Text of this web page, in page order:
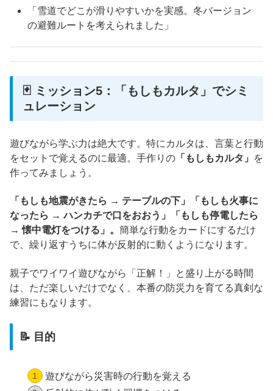
「雪道でどこが滑りやすいかを実感。冬バージョン
の避難ルートを考えられました」
🃏 ミッション5：「もしもカルタ」でシミ
ュレーション
遊びながら学ぶ力は絶大です。特にカルタは、言葉と行動
をセットで覚えるのに最適。手作りの 「もしもカルタ」
を
作ってみましょう。
「もしも地震がきたら → テーブルの下」「もしも火事に
なったら → ハンカチで口をおおう」「もしも停電したら
→ 懐中電灯をつける」。 簡単な行動をカードにするだけ
で、繰り返すうちに体が反射的に動くようになります。
親子でワイワイ遊びながら「正解！」と盛り上がる時間
は、ただ楽しいだけでなく、本番の防災力を育てる真剣な
練習にもなります。
📝 目的
遊びながら災害時の行動を覚える